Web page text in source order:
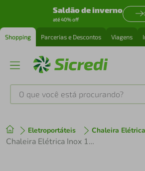
Saldão de inverno
até 40% off
Shopping Parcerias e Descontos Viagens
O que você está procurando?
Eletroportáteis Chaleira Elétrica
Chaleira Elétrica Inox 1,8L com Base Antiderrapante e Led 220V 1500W Prata Multi - GO401 GO401
1º tenis